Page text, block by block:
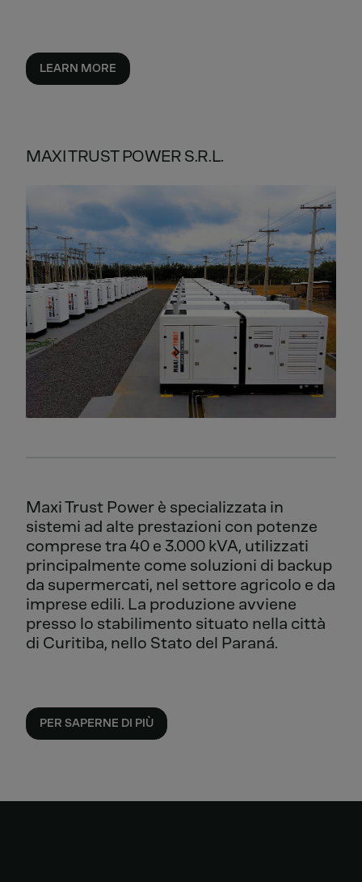
LEARN MORE
MAXI TRUST POWER S.R.L.
Maxi Trust Power è specializzata in
sistemi ad alte prestazioni con potenze
comprese tra 40 e 3.000 kVA, utilizzati
principalmente come soluzioni di backup
da supermercati, nel settore agricolo e da
imprese edili. La produzione avviene
presso lo stabilimento situato nella città
di Curitiba, nello Stato del Paraná.
PER SAPERNE DI PIÙ